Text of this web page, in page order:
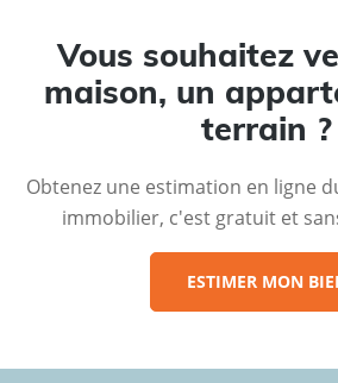
Vous souhaitez
maison, un
terrain ?
Obtenez une estimation en ligne
immobilier, c'est gratuit et
ESTIMER MON